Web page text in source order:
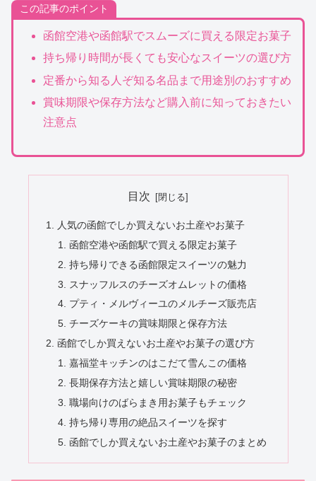
この記事のポイント
函館空港や函館駅でスムーズに買える限定お菓子
持ち帰り時間が長くても安心なスイーツの選び方
定番から知る人ぞ知る名品まで用途別のおすすめ
賞味期限や保存方法など購入前に知っておきたい
注意点
目次
人気の函館でしか買えないお土産やお菓子
函館空港や函館駅で買える限定お菓子
持ち帰りできる函館限定スイーツの魅力
スナッフルスのチーズオムレットの価格
プティ・メルヴィーユのメルチーズ販売店
チーズケーキの賞味期限と保存方法
函館でしか買えないお土産やお菓子の選び方
嘉福堂キッチンのはこだて雪んこの価格
長期保存方法と嬉しい賞味期限の秘密
職場向けのばらまき用お菓子もチェック
持ち帰り専用の絶品スイーツを探す
函館でしか買えないお土産やお菓子のまとめ